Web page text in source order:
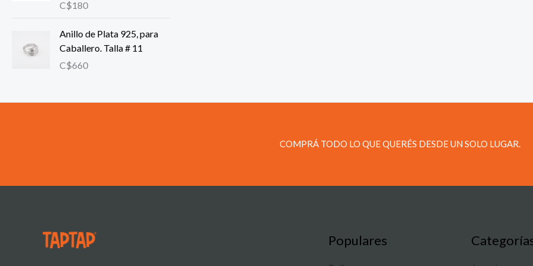
C$180
Anillo de Plata 925, para
Caballero. Talla # 11
C$660
COMPRÁ TODO LO QUE QUERÉS DESDE UN SOLO LUGAR.
Populares